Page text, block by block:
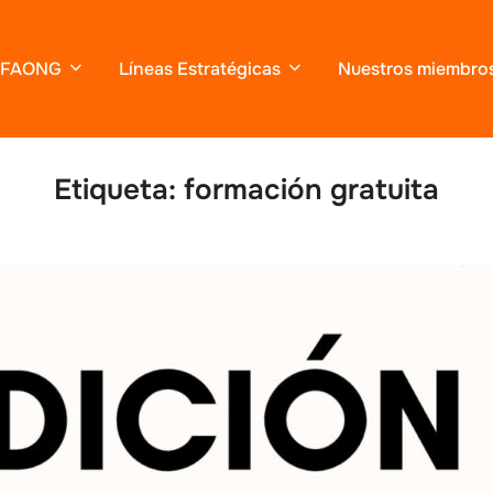
FAONG Líneas Estratégicas Nuestros
Etiqueta: formación gratuita